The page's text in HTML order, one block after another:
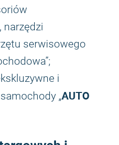
narzędzi
serwisowego
i
„AUTO